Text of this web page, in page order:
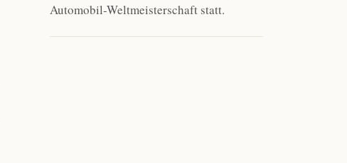
Automobil-Weltmeisterschaft statt.